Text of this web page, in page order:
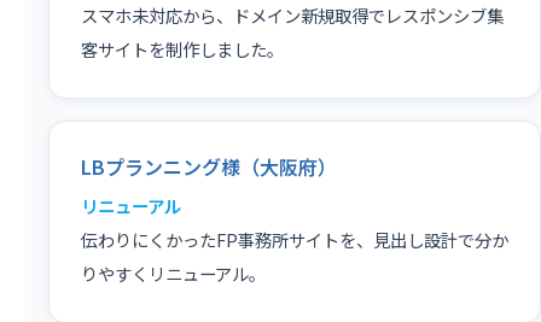
スマホ未対応から、ドメイン新規取得でレスポンシブ集
客サイトを制作しました。
LBプランニング様（大阪府）
リニューアル
伝わりにくかったFP事務所サイトを、見出し設計で分か
りやすくリニューアル。